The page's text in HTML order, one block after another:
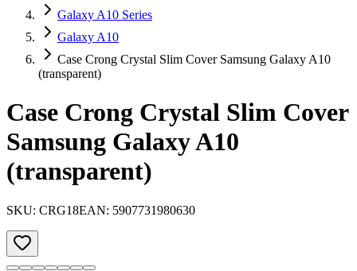
Galaxy A10 Series
Galaxy A10
Case Crong Crystal Slim Cover Samsung Galaxy A10
(transparent)
Case Crong Crystal Slim Cover
Samsung Galaxy A10
(transparent)
SKU: CRG18EAN: 5907731980630